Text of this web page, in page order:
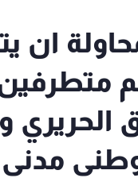
ان
وطني